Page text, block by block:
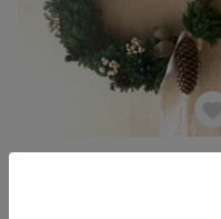
クリスマスリースフレッシュ